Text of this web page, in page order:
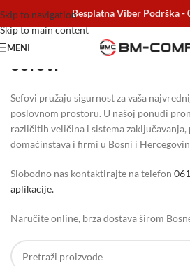
Skip to navigation
Skip to main content
Besplatna Viber Podrška -
MENI
Sefovi
Sefovi pružaju sigurnost za vaša
poslovnom prostoru. U našoj ponudi
različitih veličina i sistema
domaćinstava i firmi u Bosni i
Slobodno nas kontaktirajte na telefon
aplikacije.
Naručite online, brza dostava širom